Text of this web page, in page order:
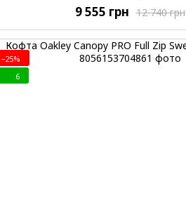
12 740 грн
9 555 грн
−25%
6